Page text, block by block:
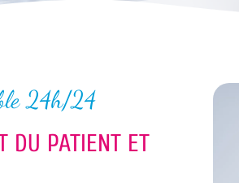
24h/24
DU PATIENT ET